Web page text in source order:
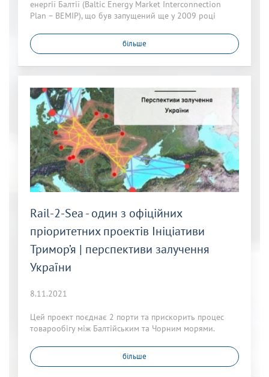
енергії Балтії (Baltic Energy Market Interconnection
Plan – BEMIP), що був запущений ще у 2009 році
більше
Rail-2-Sea - один з офіційних
пріоритетних проектів Ініціативи
Тримор’я | перспективи залучення
України
8.11.2021
Цей проект поєднає 2 порти та прискорить процес
товарообігу між Балтійським та Чорним морями.
більше